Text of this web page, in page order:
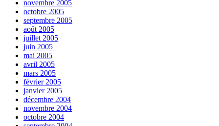
novembre 2005
octobre 2005
septembre 2005
août 2005
juillet 2005
juin 2005
mai 2005
avril 2005
mars 2005
février 2005
janvier 2005
décembre 2004
novembre 2004
octobre 2004